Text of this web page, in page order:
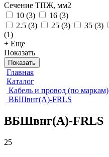
Сечение ТПЖ, мм2
10 (3) 16 (3)
2.5 (3) 25 (3) 35 (3)
(1)
+ Еще
Показать
Показать
Главная
Каталог
Кабель и провод (по маркам)
ВБШвнг(А)-FRLS
ВБШвнг(А)-FRLS
25